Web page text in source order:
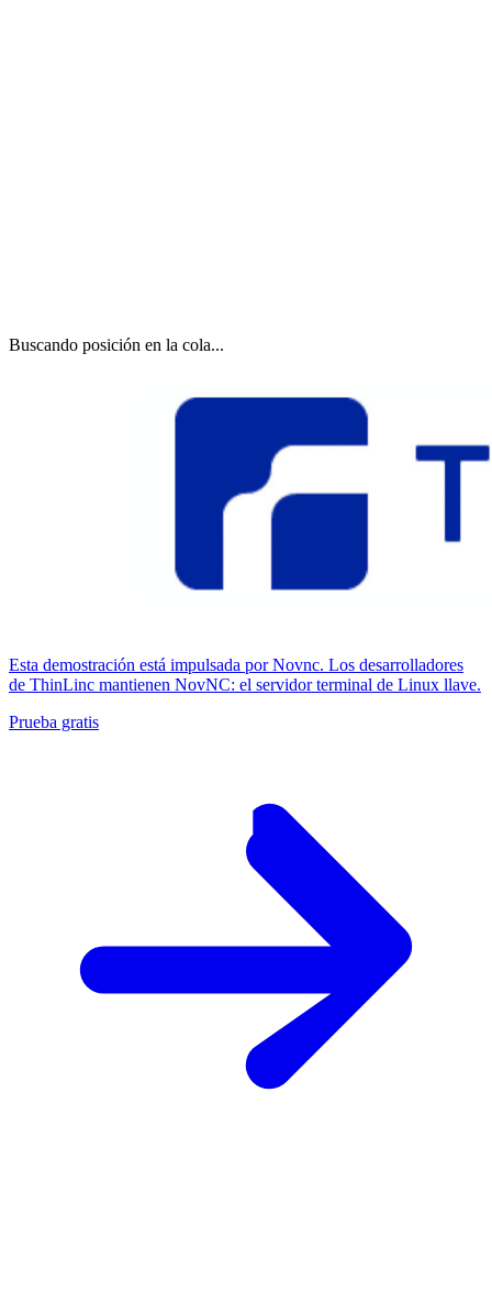
Buscando posición en la cola...
Esta demostración está impulsada por Novnc. Los desarrolladores
de ThinLinc mantienen NovNC: el servidor terminal de Linux llave.
Prueba gratis